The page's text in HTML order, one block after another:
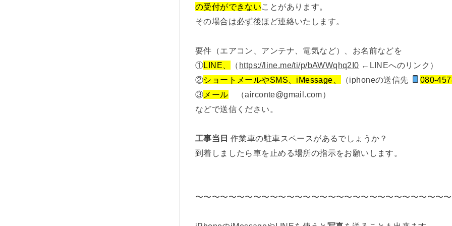
の受付ができないことがあります。
その場合は必ず後ほど連絡いたします。
要件（エアコン、アンテナ、電気など）、お名前などを
①LINE、 （ https://line.me/ti/p/bAWWqhq2I0 ←LINEへのリンク）
②ショートメールやSMS、iMessage、 （iphoneの送信先 080-
③ メール （airconte@gmail.com）
などで送信ください。
工事当日 作業車の駐車スペースがあるでしょうか？
到着しましたら車を止める場所の指示をお願いします。
〜〜〜〜〜〜〜〜〜〜〜〜〜〜〜〜〜〜〜〜〜〜〜〜〜〜〜〜〜〜